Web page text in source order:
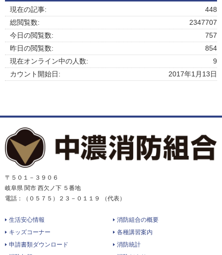
448
現在の記事:
2347707
総閲覧数:
757
今日の閲覧数:
854
昨日の閲覧数:
9
現在オンライン中の人数:
2017年1月13日
カウント開始日:
〒５０１－３９０６
岐阜県 関市 西欠ノ下 ５番地
電話：（０５７５）２３－０１１９ （代表）
生活安心情報
消防組合の概要
キッズコーナー
各種講習案内
申請書類ダウンロード
消防統計